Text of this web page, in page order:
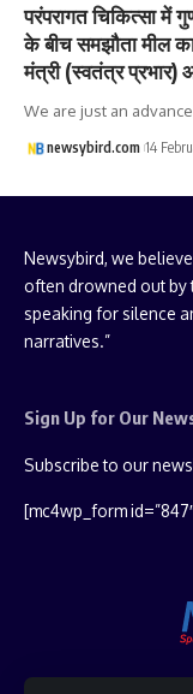
परंपरागत चिकित्सा में
के बीच समझौता मील
मंत्री (स्वतंत्र प्रभार)
We are just an
newsybird.com 14
Newsybird, we
often drowned out by
speaking for silence
narratives.”
Sign Up for Our
Subscribe to our
[mc4wp_form